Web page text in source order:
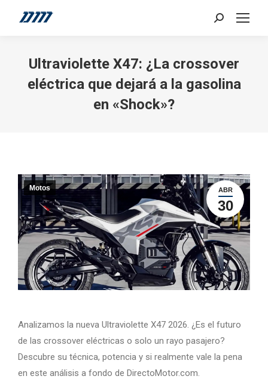
Search:
Ultraviolette X47: ¿La crossover
eléctrica que dejará a la gasolina
en «Shock»?
ABR
30
Motos
Analizamos la nueva Ultraviolette X47 2026. ¿Es el futuro
de las crossover eléctricas o solo un rayo pasajero?
Descubre su técnica, potencia y si realmente vale la pena
en este análisis a fondo de DirectoMotor.com.